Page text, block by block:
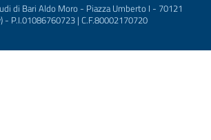
di Bari Aldo Moro - Piazza Umberto I - 70121
- P.I.01086760723 | C.F.80002170720